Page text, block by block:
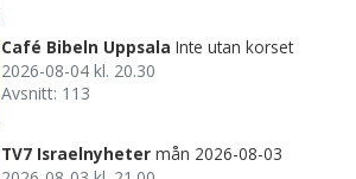
Café Bibeln Uppsala Inte utan korset
2026-08-04 kl. 20.30
Avsnitt: 113
TV7 Israelnyheter mån 2026-08-03